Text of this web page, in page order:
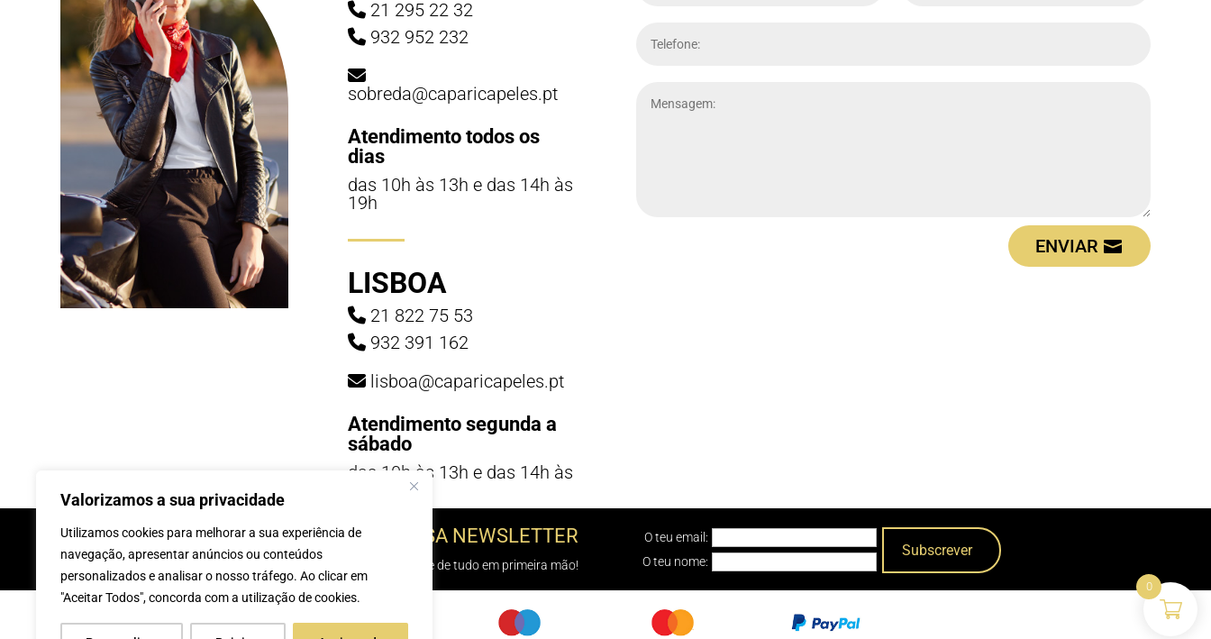
Valorizamos a sua privacidade
Utilizamos cookies para melhorar a sua experiência de
navegação, apresentar anúncios ou conteúdos
personalizados e analisar o nosso tráfego. Ao clicar em
"Aceitar Todos", concorda com a utilização de cookies.
21 295 22 32
932 952 232
sobreda@caparicapeles.pt
Atendimento todos os
dias
das 10h às 13h e das 14h às
19h
LISBOA
21 822 75 53
932 391 162
lisboa@caparicapeles.pt
Atendimento segunda a
sábado
das 10h às 13h e das 14h às
ENVIAR
INSCREVE-TE Á NOSSA NEWSLETTER
e sabe de tudo em primeira mão!
O teu email:
O teu nome:
0